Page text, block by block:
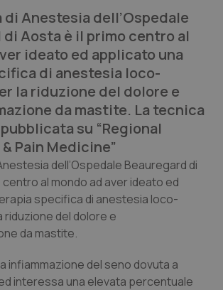
Sanitari.AI
Anestesia dell’Ospedale
di Aosta è il primo centro al
ideato ed applicato una
di anestesia loco-
la riduzione del dolore e
da mastite. La tecnica
su “Regional
Pain Medicine”
dell’Ospedale Beauregard di
al mondo ad aver ideato ed
specifica di anestesia loco-
riduzione del dolore e
da mastite.
infiammazione del seno dovuta a
interessa una elevata percentuale